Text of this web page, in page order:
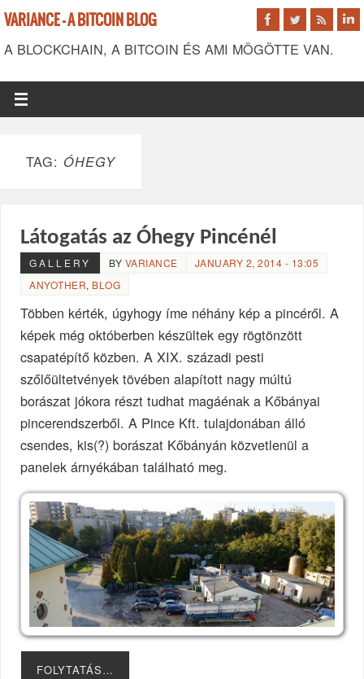
VARIANCE - A BITCOIN BLOG
A BLOCKCHAIN, A BITCOIN ÉS AMI MÖGÖTTE VAN.
TAG: ÓHEGY
Látogatás az Óhegy Pincénél
GALLERY BY VARIANCE
JANUARY 2, 2014 - 13:05
ANYOTHER, BLOG
Többen kérték, úgyhogy íme néhány kép a pincéről. A
képek még októberben készültek egy rögtönzött
csapatépítő közben. A XIX. századi pesti
szőlőültetvények tövében alapított nagy múltú
borászat jókora részt tudhat magáénak a Kőbányai
pincerendszerből. A Pince Kft. tulajdonában álló
csendes, kis(?) borászat Kőbányán közvetlenül a
panelek árnyékában található meg.
FOLYTATÁS…